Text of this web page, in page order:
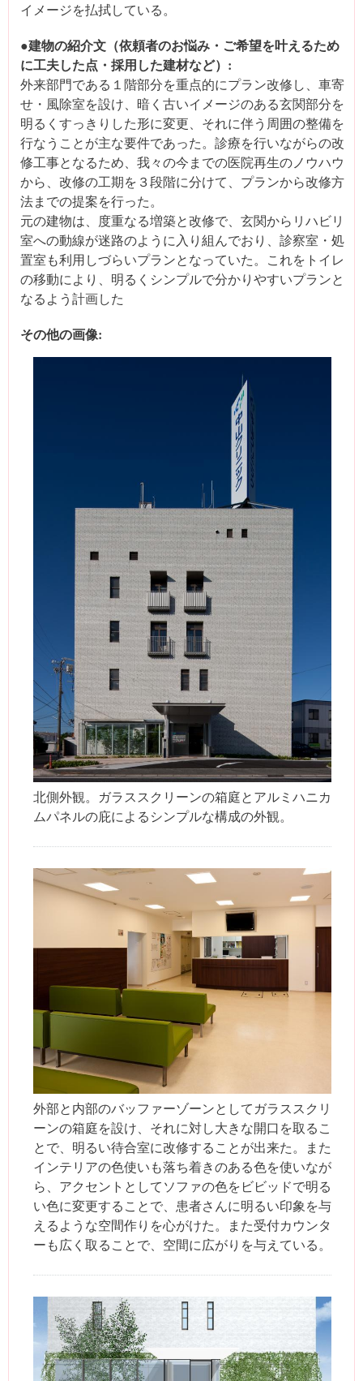
イメージを払拭している。
●建物の紹介文（依頼者のお悩み・ご希望を叶えるため
に工夫した点・採用した建材など）:
外来部門である１階部分を重点的にプラン改修し、車寄
せ・風除室を設け、暗く古いイメージのある玄関部分を
明るくすっきりした形に変更、それに伴う周囲の整備を
行なうことが主な要件であった。診療を行いながらの改
修工事となるため、我々の今までの医院再生のノウハウ
から、改修の工期を３段階に分けて、プランから改修方
法までの提案を行った。
元の建物は、度重なる増築と改修で、玄関からリハビリ
室への動線が迷路のように入り組んでおり、診察室・処
置室も利用しづらいプランとなっていた。これをトイレ
の移動により、明るくシンプルで分かりやすいプランと
なるよう計画した
その他の画像:
北側外観。ガラススクリーンの箱庭とアルミハニカ
ムパネルの庇によるシンプルな構成の外観。
外部と内部のバッファーゾーンとしてガラススクリ
ーンの箱庭を設け、それに対し大きな開口を取るこ
とで、明るい待合室に改修することが出来た。また
インテリアの色使いも落ち着きのある色を使いなが
ら、アクセントとしてソファの色をビビッドで明る
い色に変更することで、患者さんに明るい印象を与
えるような空間作りを心がけた。また受付カウンタ
ーも広く取ることで、空間に広がりを与えている。